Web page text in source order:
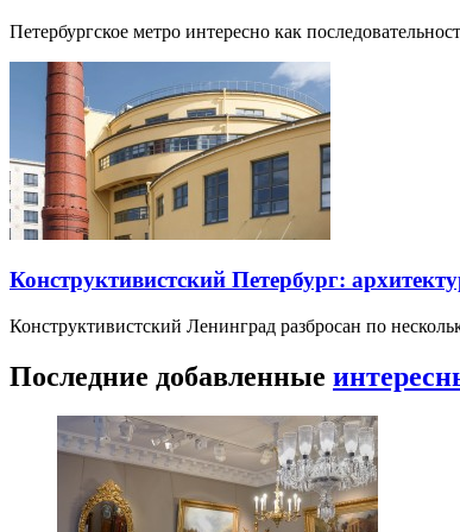
Петербургское метро интересно как
Конструктивистский Петербург:
Конструктивистский Ленинград разбросан по
Последние добавленные